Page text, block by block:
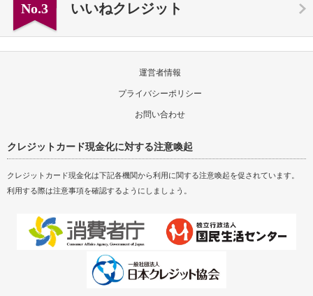
No.3 いいねクレジット
運営者情報
プライバシーポリシー
お問い合わせ
クレジットカード現金化に対する注意喚起
クレジットカード現金化は下記各機関から利用に関する注意喚起を促されています。
利用する際は注意事項を確認するようにしましょう。